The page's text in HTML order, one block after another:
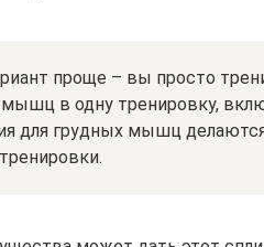
проще – вы просто
в одну тренировку,
для грудных мышц